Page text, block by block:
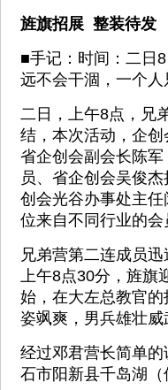
旌旗招展 整装待发
■手记：时间：二日
远不会干涸，一个
二日，上午8点，兄
结，本次活动，企
省企创会副会长陈
员、省企创会吴俊
创会光谷办事处主
位来自不同行业的会
兄弟营第二连成员
上午8点30分，旌旗
始，在大左总教官
姿飒爽，男兵雄壮威
经过邓君营长简单
石市阳新县千岛湖（